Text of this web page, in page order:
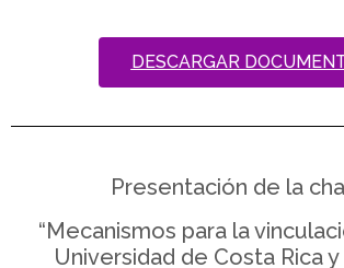
DESCARGAR
Presentación de la
“Mecanismos para la
Universidad de Costa Rica